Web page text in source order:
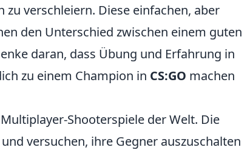
verschleiern. Diese einfachen, aber
den Unterschied zwischen einem guten
daran, dass Übung und Erfahrung in
zu einem Champion in CS:GO machen
Shooterspiele der Welt. Die
versuchen, ihre Gegner auszuschalten